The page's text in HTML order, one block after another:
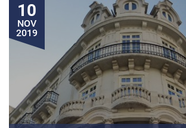
10
NOV
2019